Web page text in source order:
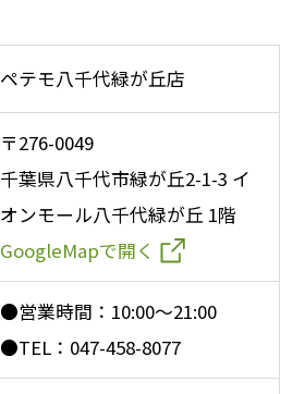
ペテモ八千代緑が丘店
〒276-0049
千葉県八千代市緑が丘2-1-3 イ
オンモール八千代緑が丘 1階
GoogleMapで開く
●営業時間：10:00～21:00
●TEL：047-458-8077